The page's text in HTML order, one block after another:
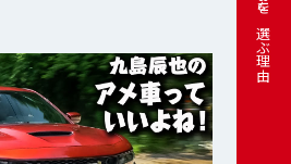
BUBUを選ぶ理由